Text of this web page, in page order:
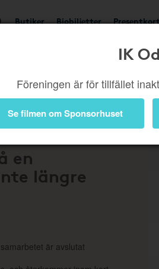
Butiker Biobiljetter
IK
Föreningen är för tillfället
Se filmen om Sponsorhuset
eller
en
längre
är avslutat